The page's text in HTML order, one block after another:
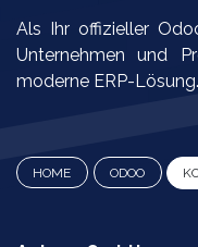
Als Ihr offizieller
Unternehmen und
moderne ERP-
HOME ODOO